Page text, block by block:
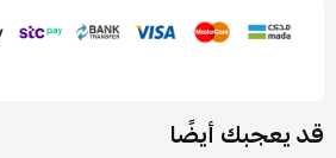
قد يعجبك أيضًا